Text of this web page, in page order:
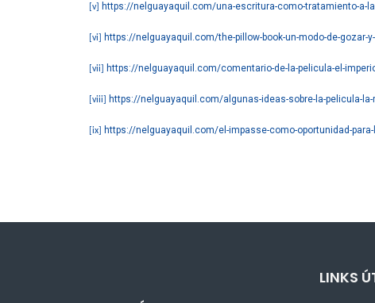
[v] https://nelguayaquil.com/una-escritura-como-tratamiento-a-
[vi] https://nelguayaquil.com/the-pillow-book-un-modo-de-gozar-
[vii] https://nelguayaquil.com/comentario-de-la-pelicula-el-
[viii] https://nelguayaquil.com/algunas-ideas-sobre-la-pelicula-
[ix] https://nelguayaquil.com/el-impasse-como-oportunidad-
LINKS